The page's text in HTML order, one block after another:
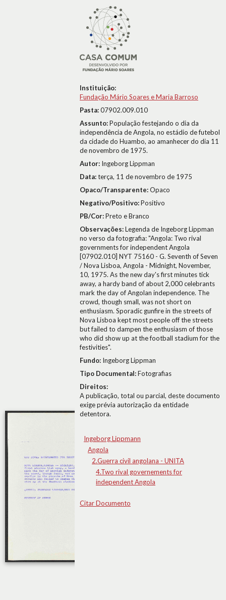
Instituição:
Fundação Mário Soares e Maria Barroso
Pasta:07902.009.010
Assunto:População festejando o dia da
independência de Angola, no estádio de futebol
da cidade do Huambo, ao amanhecer do dia 11
de novembro de 1975.
Autor: Ingeborg Lippman
Data:terça, 11 de novembro de 1975
Opaco/Transparente:Opaco
Negativo/Positivo:Positivo
PB/Cor:Preto e Branco
Observações:Legenda de Ingeborg Lippman
no verso da fotografia: "Angola: Two rival
governments for independent Angola
[07902.010] NYT 75160 - G. Seventh of Seven
/ Nova Lisboa, Angola - Midnight, November,
10, 1975. As the new day's first minutes tick
away, a hardy band of about 2,000 celebrants
mark the day of Angolan independence. The
crowd, though small, was not short on
enthusiasm. Sporadic gunfire in the streets of
Nova Lisboa kept most people off the streets
but failed to dampen the enthusiasm of those
who did show up at the football stadium for the
festivities".
Fundo: Ingeborg Lippman
Tipo Documental:Fotografias
Direitos:
A publicação, total ou parcial, deste documento
exige prévia autorização da entidade
detentora.
Ingeborg Lippmann
Angola
2.Guerra civil angolana - UNITA
4.Two rival governements for
independent Angola
Citar Documento